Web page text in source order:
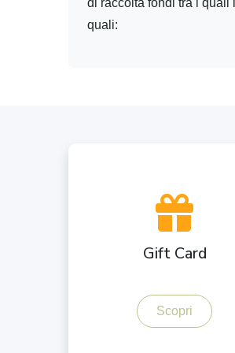
di raccolta fondi tra i quali
quali:
Gift Card
Scopri